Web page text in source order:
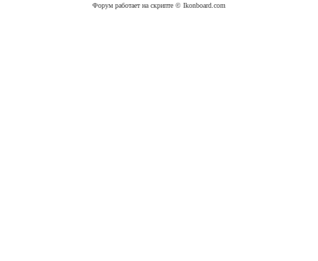
Форум работает на скрипте © Ikonboard.com